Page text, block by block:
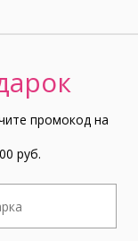
промокод на
руб.